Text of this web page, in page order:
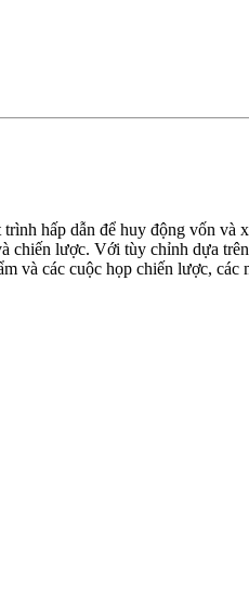
hấp dẫn để huy động vốn và
chiến lược. Với tùy chỉnh dựa
và các cuộc họp chiến lược,